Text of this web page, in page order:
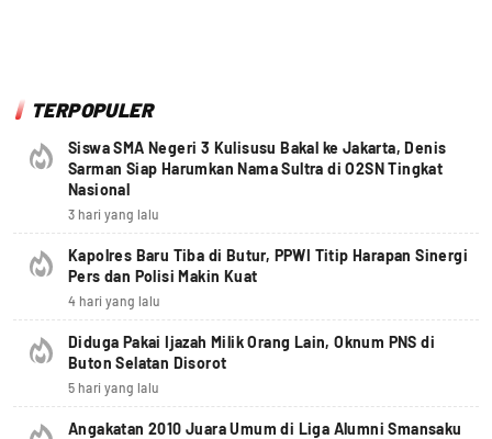
TERPOPULER
Siswa SMA Negeri 3 Kulisusu Bakal ke Jakarta, Denis
Sarman Siap Harumkan Nama Sultra di O2SN Tingkat
Nasional
3 hari yang lalu
Kapolres Baru Tiba di Butur, PPWI Titip Harapan Sinergi
Pers dan Polisi Makin Kuat
4 hari yang lalu
Diduga Pakai Ijazah Milik Orang Lain, Oknum PNS di
Buton Selatan Disorot
5 hari yang lalu
Angakatan 2010 Juara Umum di Liga Alumni Smansaku